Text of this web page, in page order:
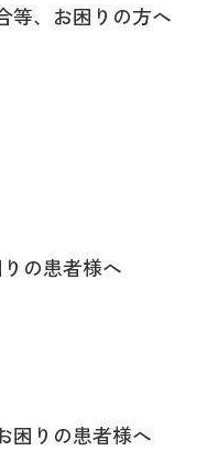
等、お困りの方へ
の患者様へ
困りの患者様へ